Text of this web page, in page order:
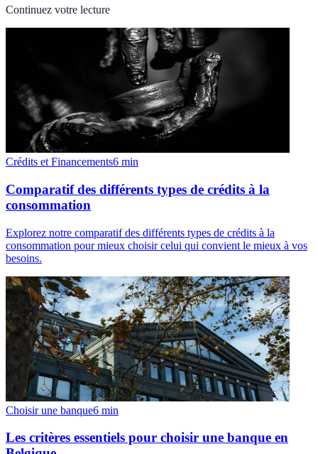
Continuez votre lecture
Crédits et Financements6 min
Comparatif des différents types de crédits à la
consommation
Explorez notre comparatif des différents types de crédits à la
consommation pour mieux choisir celui qui convient le mieux à vos
besoins.
Choisir une banque6 min
Les critères essentiels pour choisir une banque en